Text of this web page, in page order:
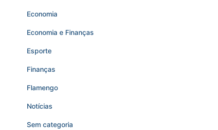
Economia
Economia e Finanças
Esporte
Finanças
Flamengo
Notícias
Sem categoria